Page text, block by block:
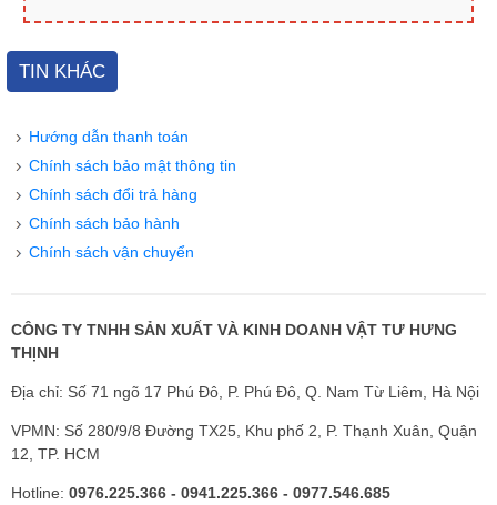
TIN KHÁC
Hướng dẫn thanh toán
Chính sách bảo mật thông tin
Chính sách đổi trả hàng
Chính sách bảo hành
Chính sách vận chuyển
CÔNG TY TNHH SẢN XUẤT VÀ KINH DOANH VẬT TƯ HƯNG
THỊNH
Địa chỉ: Số 71 ngõ 17 Phú Đô, P. Phú Đô, Q. Nam Từ Liêm, Hà Nội
VPMN: Số 280/9/8 Đường TX25, Khu phố 2, P. Thạnh Xuân, Quận
12, TP. HCM
Hotline: 0976.225.366 - 0941.225.366 - 0977.546.685